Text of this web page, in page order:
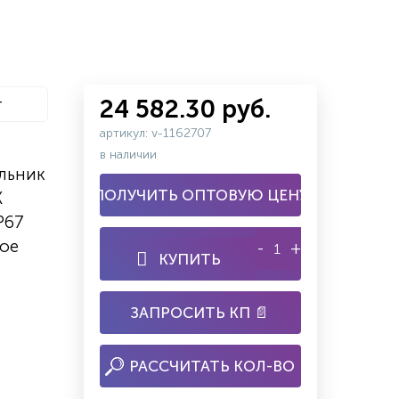
24 582.30 руб.
артикул: v-1162707
в наличии
ПОЛУЧИТЬ ОПТОВУЮ ЦЕНУ
КУПИТЬ
- +
ЗАПРОСИТЬ КП 📄
РАССЧИТАТЬ КОЛ-ВО